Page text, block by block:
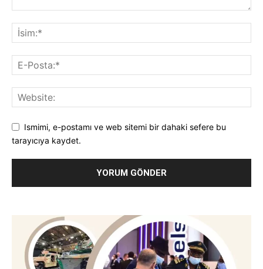
Ismimi, e-postamı ve web sitemi bir dahaki sefere bu
tarayıcıya kaydet.